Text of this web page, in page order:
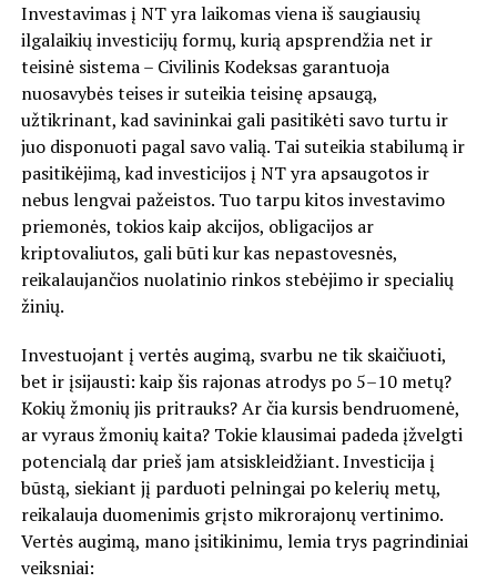
Investavimas į NT yra laikomas viena iš saugiausių
ilgalaikių investicijų formų, kurią apsprendžia net ir
teisinė sistema – Civilinis Kodeksas garantuoja
nuosavybės teises ir suteikia teisinę apsaugą,
užtikrinant, kad savininkai gali pasitikėti savo turtu ir
juo disponuoti pagal savo valią. Tai suteikia stabilumą ir
pasitikėjimą, kad investicijos į NT yra apsaugotos ir
nebus lengvai pažeistos. Tuo tarpu kitos investavimo
priemonės, tokios kaip akcijos, obligacijos ar
kriptovaliutos, gali būti kur kas nepastovesnės,
reikalaujančios nuolatinio rinkos stebėjimo ir specialių
žinių.
Investuojant į vertės augimą, svarbu ne tik skaičiuoti,
bet ir įsijausti: kaip šis rajonas atrodys po 5–10 metų?
Kokių žmonių jis pritrauks? Ar čia kursis bendruomenė,
ar vyraus žmonių kaita? Tokie klausimai padeda įžvelgti
potencialą dar prieš jam atsiskleidžiant. Investicija į
būstą, siekiant jį parduoti pelningai po kelerių metų,
reikalauja duomenimis grįsto mikrorajonų vertinimo.
Vertės augimą, mano įsitikinimu, lemia trys pagrindiniai
veiksniai: